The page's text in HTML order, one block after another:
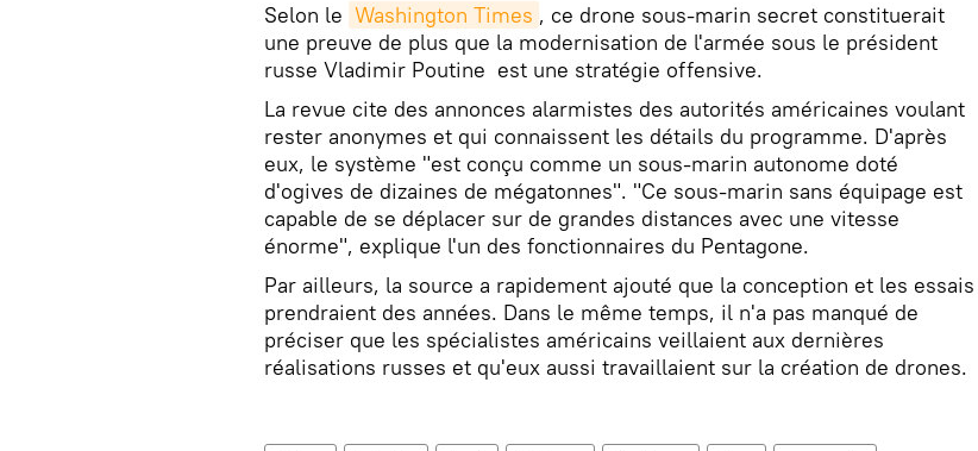
Selon le Washington Times , ce drone sous-marin secret constituerait
une preuve de plus que la modernisation de l'armée sous le président
russe Vladimir Poutine est une stratégie offensive.
La revue cite des annonces alarmistes des autorités américaines voulant
rester anonymes et qui connaissent les détails du programme. D'après
eux, le système "est conçu comme un sous-marin autonome doté
d'ogives de dizaines de mégatonnes". "Ce sous-marin sans équipage est
capable de se déplacer sur de grandes distances avec une vitesse
énorme", explique l'un des fonctionnaires du Pentagone.
Par ailleurs, la source a rapidement ajouté que la conception et les essais
prendraient des années. Dans le même temps, il n'a pas manqué de
préciser que les spécialistes américains veillaient aux dernières
réalisations russes et qu'eux aussi travaillaient sur la création de drones.